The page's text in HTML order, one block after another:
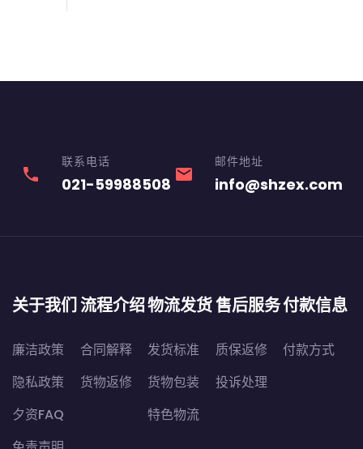
phone
联系电话
021-59988508 email
邮件地址
info@shzex.com
关于我们
廉洁政策
隐私政策
夕资FAQ
流程介绍
合同解释
货物返修
物流发货
发货标准
货物包装
特色物流
售后服务
质保返修
投诉处理
付款信息
付款方式